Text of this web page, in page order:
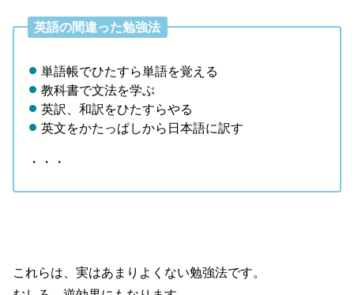
英語の間違った勉強法
単語帳でひたすら単語を覚える
教科書で文法を学ぶ
英訳、和訳をひたすらやる
英文をかたっぱしから日本語に訳す
・・・
これらは、実はあまりよくない勉強法です。